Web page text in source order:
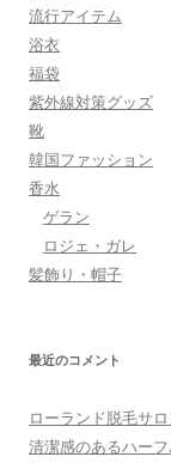
流行アイテム
浴衣
福袋
紫外線対策グッズ
靴
韓国ファッション
香水
ゲラン
ロジェ・ガレ
髪飾り・帽子
最近のコメント
ローランド脱毛サ
清潔感のあるハーフ